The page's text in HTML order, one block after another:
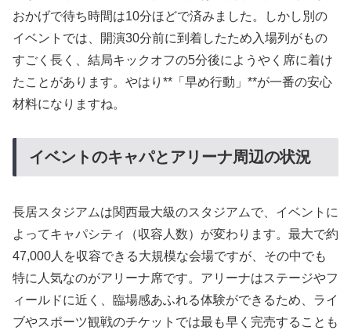
おかげで待ち時間は10分ほどで済みました。しかし別の
イベントでは、開演30分前に到着したため入場列がもの
すごく長く、結局キックオフの5分後にようやく席に着け
たことがあります。やはり**「早め行動」**が一番の安心
材料になりますね。
イベントのキャパとアリーナ周辺の状況
長居スタジアムは関西最大級のスタジアムで、イベントに
よってキャパシティ（収容人数）が変わります。最大で約
47,000人を収容できる大規模な会場ですが、その中でも
特に人気なのがアリーナ席です。アリーナはステージやフ
ィールドに近く、臨場感あふれる体験ができるため、ライ
ブやスポーツ観戦のチケットでは最も早く完売することも